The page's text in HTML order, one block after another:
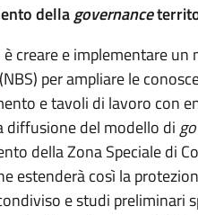
dellagovernance
è creare e implementare
(NBS) per ampliare le
e tavoli di lavoro con
diffusione del modello di
della Zona Speciale di
estenderà così la
e studi preliminari